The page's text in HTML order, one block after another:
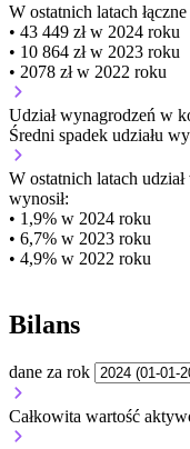
W ostatnich latach
• 43 449 zł w 2024 roku
• 10 864 zł w 2023 roku
• 2078 zł w 2022 roku
Udział wynagrodzeń w
Średni spadek udziału
W ostatnich latach
wynosił:
• 1,9% w 2024 roku
• 6,7% w 2023 roku
• 4,9% w 2022 roku
Bilans
dane za rok
Całkowita wartość